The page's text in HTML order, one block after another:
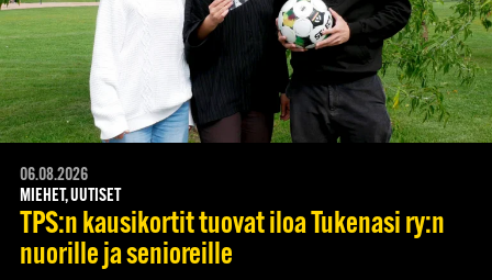
06.08.2026
MIEHET, UUTISET
TPS:n kausikortit tuovat iloa Tukenasi ry:n
nuorille ja senioreille